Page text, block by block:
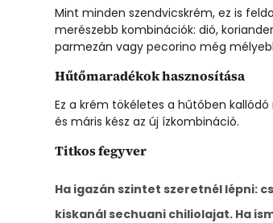
Mint minden szendvicskrém, ez is
merészebb kombinációk: dió,
parmezán vagy pecorino még
Hűtőmaradékok hasznosítása
Ez a krém tökéletes a hűtőben
és máris kész az új ízkombináció.
Titkos fegyver
Ha igazán szintet szeretnél lépni:
kiskanálsechuani chiliolajat. Ha